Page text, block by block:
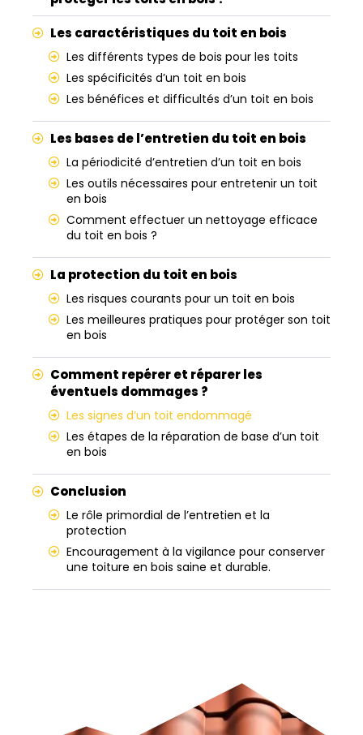
Les caractéristiques du toit en bois
Les différents types de bois pour les toits
Les spécificités d’un toit en bois
Les bénéfices et difficultés d’un toit en bois
Les bases de l’entretien du toit en bois
La périodicité d’entretien d’un toit en bois
Les outils nécessaires pour entretenir un toit
en bois
Comment effectuer un nettoyage efficace
du toit en bois ?
La protection du toit en bois
Les risques courants pour un toit en bois
Les meilleures pratiques pour protéger son toit
en bois
Comment repérer et réparer les
éventuels dommages ?
Les signes d’un toit endommagé
Les étapes de la réparation de base d’un toit
en bois
Conclusion
Le rôle primordial de l’entretien et la
protection
Encouragement à la vigilance pour conserver
une toiture en bois saine et durable.